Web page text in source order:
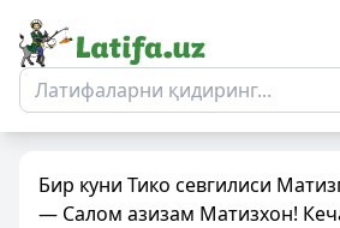
Бир куни Тико севгилиси
— Салом азизам Матизхон!